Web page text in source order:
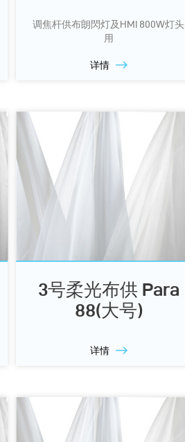
调焦杆供布朗閃灯及HMI 800W灯头
用
详情
3号柔光布供 Para
88(大号)
详情